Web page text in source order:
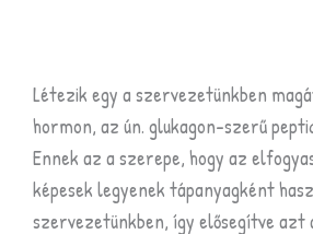
Létezik egy a szervezetünkben
hormon, az ún. glukagon-szerű
Ennek az a szerepe, hogy az
képesek legyenek tápanyagként
szervezetünkben, így elősegítve azt